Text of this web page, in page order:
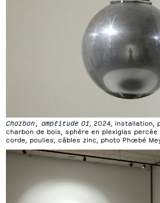
Charbon, amplitude 01 , 2024, installation,
charbon de bois, sphère en plexiglas percée
corde, poulies, câbles zinc, photo Phœbé